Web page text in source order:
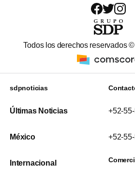
Todos los derechos reservados ©
sdpnoticias
Últimas Noticias
México
Internacional
+52-
+52-